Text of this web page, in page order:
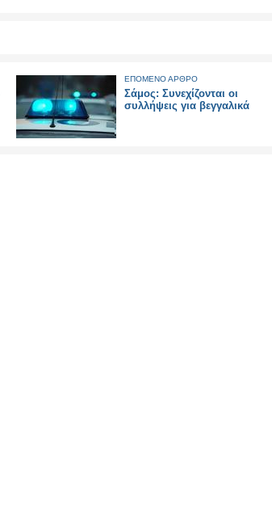
ΕΠΟΜΕΝΟ ΑΡΘΡΟ
Σάμος: Συνεχίζονται οι
συλλήψεις για βεγγαλικά